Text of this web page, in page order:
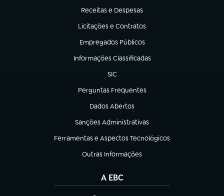
Receitas e Despesas
(abre em nova aba)
Licitações e Contratos
(abre em nova aba)
Empregados Públicos
(abre em nova aba)
Informações Classificadas
(abre em nova aba)
SIC
(abre em nova aba)
Perguntas Frequentes
(abre em nova aba)
Dados Abertos
(abre em nova aba)
Sanções Administrativas
(abre em nova aba)
Ferramentas e Aspectos Tecnológicos
(abre em nova aba)
Outras Informações
(abre em nova aba)
A EBC